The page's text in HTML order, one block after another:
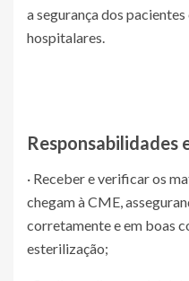
a segurança dos
hospitalares.
Responsabilidades
· Receber e verificar os
chegam à CME,
corretamente e em boas
esterilização;